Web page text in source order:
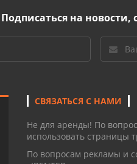
Подписаться на
СВЯЗАТЬСЯ С НАМИ
Не для аренды! По
использовать страницы
По вопросам рекламы и